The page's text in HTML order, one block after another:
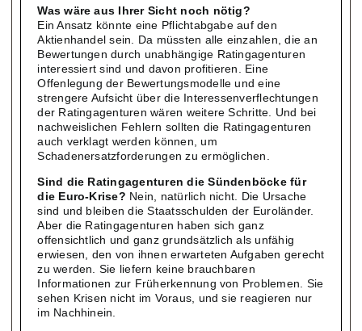
Was wäre aus Ihrer Sicht noch nötig?
Ein Ansatz könnte eine Pflichtabgabe auf den
Aktienhandel sein. Da müssten alle einzahlen, die an
Bewertungen durch unabhängige Ratingagenturen
interessiert sind und davon profitieren. Eine
Offenlegung der Bewertungsmodelle und eine
strengere Aufsicht über die Interessenverflechtungen
der Ratingagenturen wären weitere Schritte. Und bei
nachweislichen Fehlern sollten die Ratingagenturen
auch verklagt werden können, um
Schadenersatzforderungen zu ermöglichen.
Sind die Ratingagenturen die Sündenböcke für
die Euro-Krise? Nein, natürlich nicht. Die Ursache
sind und bleiben die Staatsschulden der Euroländer.
Aber die Ratingagenturen haben sich ganz
offensichtlich und ganz grundsätzlich als unfähig
erwiesen, den von ihnen erwarteten Aufgaben gerecht
zu werden. Sie liefern keine brauchbaren
Informationen zur Früherkennung von Problemen. Sie
sehen Krisen nicht im Voraus, und sie reagieren nur
im Nachhinein.